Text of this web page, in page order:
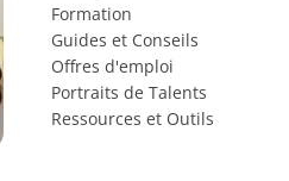
Formation
Guides et Conseils
Offres d'emploi
Portraits de Talents
Ressources et Outils